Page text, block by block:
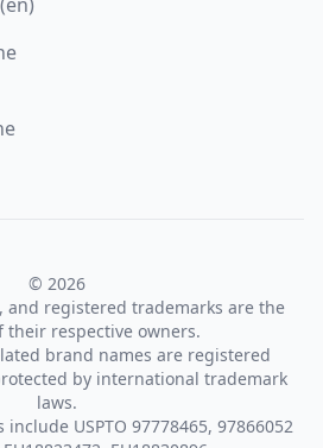
© 2026
and registered trademarks are the
their respective owners.
brand names are registered
by international trademark
laws.
USPTO 97778465, 97866052